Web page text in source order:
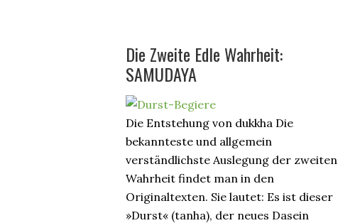
Die Zweite Edle Wahrheit:
SAMUDAYA
Die Entstehung von dukkha Die
bekannteste und allgemein
verständlichste Auslegung der zweiten
Wahrheit findet man in den
Originaltexten. Sie lautet: Es ist dieser
»Durst« (tanha), der neues Dasein